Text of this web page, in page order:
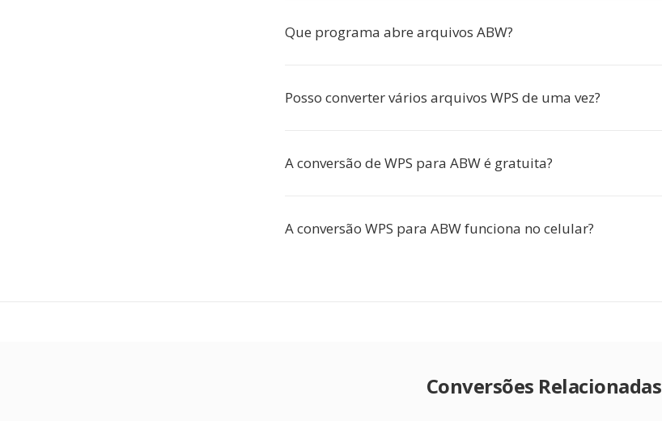
Que programa abre arquivos ABW?
Posso converter vários arquivos WPS de uma vez?
A conversão de WPS para ABW é gratuita?
A conversão WPS para ABW funciona no celular?
Conversões Relacionadas